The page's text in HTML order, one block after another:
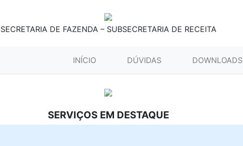
SECRETARIA DE FAZENDA – SUBSECRETARIA DE RECEITA
INÍCIO (CURRENT)DÚVIDAS DOWNLOADS
SERVIÇOS EM DESTAQUE